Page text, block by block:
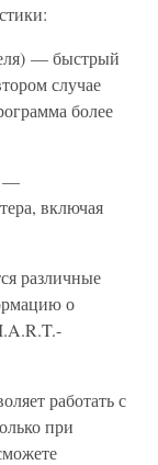
— быстрый
случае
более
—
включая
различные
о
работать с
при